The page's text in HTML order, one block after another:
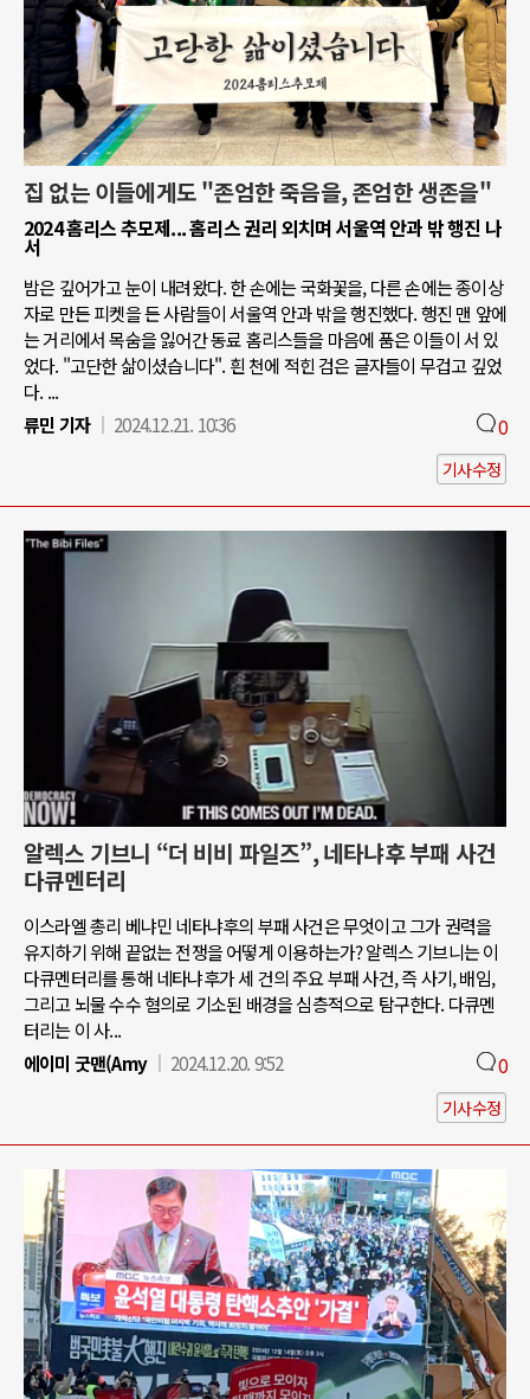
집 없는 이들에게도 "존엄한 죽음을, 존엄한 생존을"
2024 홈리스 추모제... 홈리스 권리 외치며 서울역 안과 밖 행진 나
서
밤은 깊어가고 눈이 내려왔다. 한 손에는 국화꽃을, 다른 손에는 종이상
자로 만든 피켓을 든 사람들이 서울역 안과 밖을 행진했다. 행진 맨 앞에
는 거리에서 목숨을 잃어간 동료 홈리스들을 마음에 품은 이들이 서 있
었다. "고단한 삶이셨습니다". 흰 천에 적힌 검은 글자들이 무겁고 깊었
다. ...
류민 기자
2024.12.21. 10:36 0
기사수정
알렉스 기브니 “더 비비 파일즈”, 네타냐후 부패 사건
다큐멘터리
이스라엘 총리 베냐민 네타냐후의 부패 사건은 무엇이고 그가 권력을
유지하기 위해 끝없는 전쟁을 어떻게 이용하는가? 알렉스 기브니는 이
다큐멘터리를 통해 네타냐후가 세 건의 주요 부패 사건, 즉 사기, 배임,
그리고 뇌물 수수 혐의로 기소된 배경을 심층적으로 탐구한다. 다큐멘
터리는 이 사...
에이미 굿맨(Amy
2024.12.20. 9:52 0
기사수정